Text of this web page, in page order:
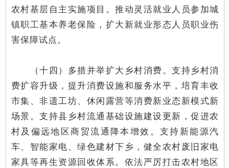
农村基层自主实施项目。推动灵活就业人员参加城
镇职工基本养老保险，扩大新就业形态人员职业伤
害保障试点。
（十四）多措并举扩大乡村消费。支持乡村消
费扩容升级，提升消费设施和服务水平，培育丰收
市集、非遗工坊、休闲露营等消费新业态新模式新
场景。支持县乡村流通基础设施建设更新，促进农
村及偏远地区商贸流通降本增效。支持新能源汽
车、智能家电、绿色建材下乡，健全农村废旧家电
家具等再生资源回收体系。依法严厉打击农村地区